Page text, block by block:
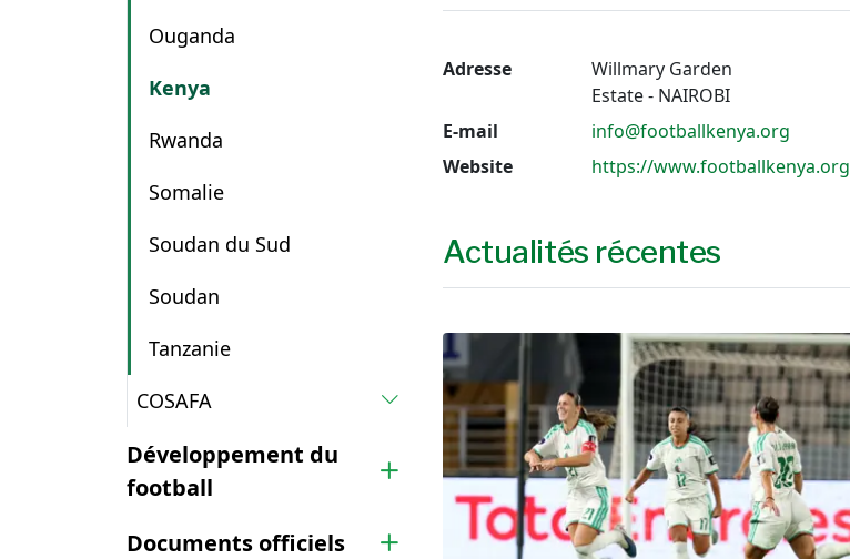
Ouganda
Kenya
Rwanda
Somalie
Soudan du Sud
Soudan
Tanzanie
COSAFA
Développement du
football
Documents officiels
Adresse
Willmary Garden
Estate - NAIROBI
E-mail info@footballkenya.org
Website
https://www.footballkenya.org
Actualités récentes